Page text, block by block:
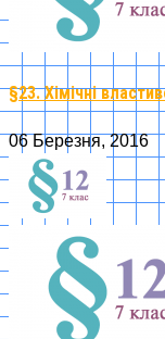
§23. Хімічні
06 Березня, 2016